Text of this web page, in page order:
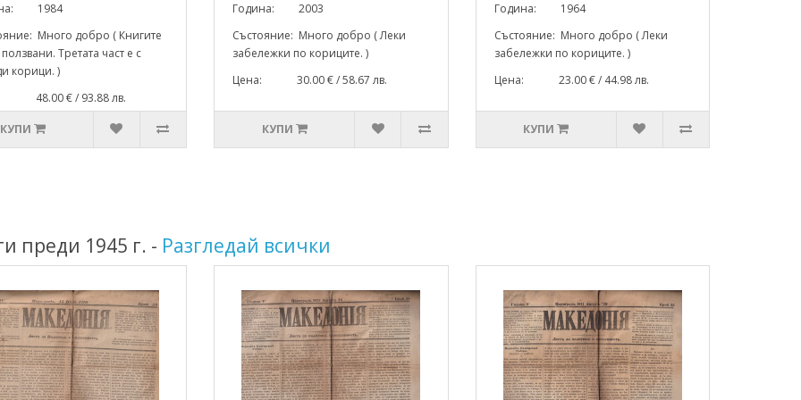
1984
Много добро ( Книгите
Третата част е с
корици. )
48.00 € / 93.88 лв.
КУПИ
Година: 2003
Състояние: Много добро ( Леки
забележки по кориците. )
Цена: 30.00 € / 58.67 лв.
КУПИ
Година: 1964
Състояние: Много добро ( Леки
забележки по кориците. )
Цена: 23.00 € / 44.98 лв.
КУПИ
преди 1945 г. - Разгледай всички